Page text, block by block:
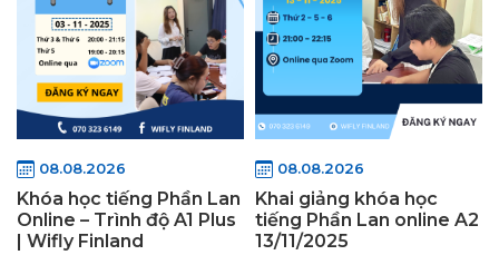
08.08.2026
Khóa học tiếng Phần Lan
Online – Trình độ A1 Plus
| Wifly Finland
08.08.2026
Khai giảng khóa học
tiếng Phần Lan online A2
13/11/2025